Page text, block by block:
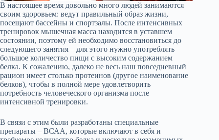
В настоящее время довольно много людей занимаются
своим здоровьем: ведут правильный образ жизни,
посещают бассейны и спортзалы. После интенсивных
тренировок мышечная масса находится в уставшем
состоянии, поэтому ей необходимо восстановиться до
следующего занятия – для этого нужно употреблять
большое количество пищи с высоким содержанием
белка. К сожалению, далеко не весь наш повседневный
рацион имеет столько протеинов (другое наименование
белков), чтобы в полной мере удовлетворить
потребность человеческого организма после
интенсивной тренировки.
В связи с этим были разработаны специальные
препараты – ВСАА, которые включают в себя и